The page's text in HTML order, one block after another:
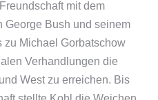
mit dem
George Bush und seinem
zu Michael Gorbatschow
Verhandlungen die
West zu erreichen. Bis